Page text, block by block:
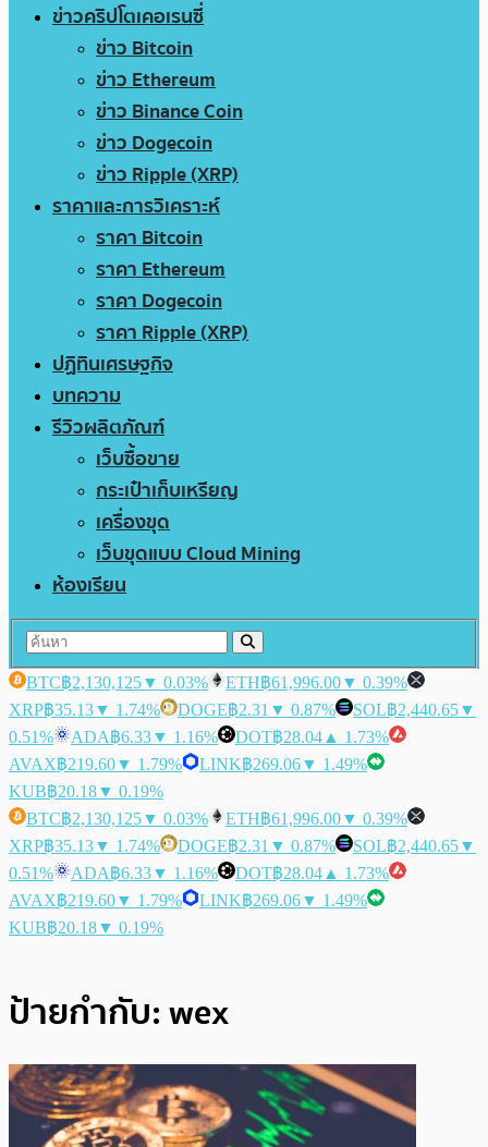
ข่าวคริปโตเคอเรนซี่
ข่าว Bitcoin
ข่าว Ethereum
ข่าว Binance Coin
ข่าว Dogecoin
ข่าว Ripple (XRP)
ราคาและการวิเคราะห์
ราคา Bitcoin
ราคา Ethereum
ราคา Dogecoin
ราคา Ripple (XRP)
ปฏิทินเศรษฐกิจ
บทความ
รีวิวผลิตภัณฑ์
เว็บซื้อขาย
กระเป๋าเก็บเหรียญ
เครื่องขุด
เว็บขุดแบบ Cloud Mining
ห้องเรียน
BTC฿2,130,125▼ 0.03% ETH฿61,996.00▼ 0.39%
XRP฿35.13▼ 1.74% DOGE฿2.31 ▼ 0.87% SOL฿2,440.65▼
0.51%
ADA฿6.33▼ 1.16% DOT฿28.04 ▲ 1.73%
AVAX฿219.60▼ 1.79% LINK฿269.06▼ 1.49%
KUB฿20.18▼ 0.19%
BTC฿2,130,125▼ 0.03% ETH฿61,996.00▼ 0.39%
XRP฿35.13▼ 1.74% DOGE฿2.31 ▼ 0.87% SOL฿2,440.65▼
0.51%
ADA฿6.33▼ 1.16% DOT฿28.04 ▲ 1.73%
AVAX฿219.60▼ 1.79% LINK฿269.06▼ 1.49%
KUB฿20.18▼ 0.19%
ป้ายกำกับ:wex